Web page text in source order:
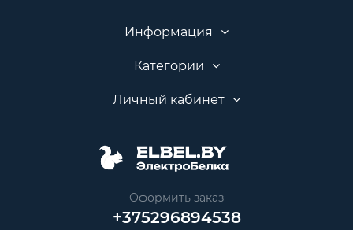
Информация
Категории
Личный кабинет
Оформить заказ
+375296894538